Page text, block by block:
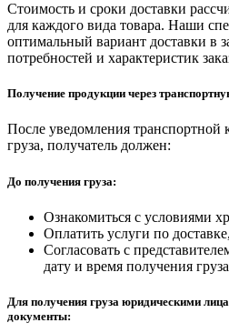
Стоимость и сроки доставки
для каждого вида товара. Наши
оптимальный вариант доставки в
потребностей и характеристик
Получение продукции через
После уведомления
груза, получатель должен:
До получения груза:
Ознакомиться с условиями
Оплатить услуги по
Согласовать с
дату и время получения
Для получения груза юридическими
документы: